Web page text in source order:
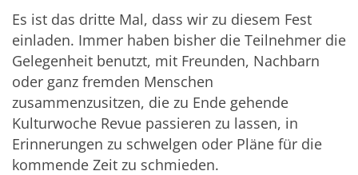
Es ist das dritte Mal, dass wir zu diesem Fest
einladen. Immer haben bisher die Teilnehmer die
Gelegenheit benutzt, mit Freunden, Nachbarn
oder ganz fremden Menschen
zusammenzusitzen, die zu Ende gehende
Kulturwoche Revue passieren zu lassen, in
Erinnerungen zu schwelgen oder Pläne für die
kommende Zeit zu schmieden.